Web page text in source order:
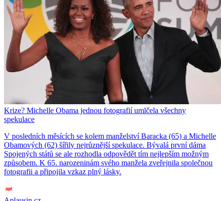
Krize? Michelle Obama jednou fotografií umlčela všechny
spekulace
V posledních měsících se kolem manželství Baracka (65) a Michelle
Obamových (62) šířily nejrůznější spekulace. Bývalá první dáma
Spojených států se ale rozhodla odpovědět tím nejlepším možným
způsobem. K 65. narozeninám svého manžela zveřejnila společnou
fotografii a připojila vzkaz plný lásky.